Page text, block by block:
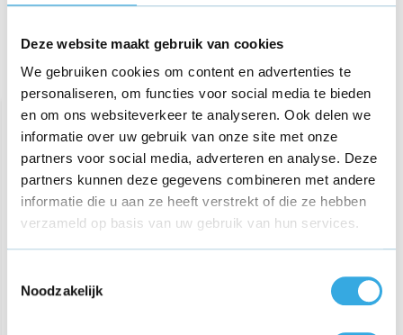
Deze website maakt gebruik van cookies
We gebruiken cookies om content en advertenties te
personaliseren, om functies voor social media te bieden
en om ons websiteverkeer te analyseren. Ook delen we
informatie over uw gebruik van onze site met onze
partners voor social media, adverteren en analyse. Deze
partners kunnen deze gegevens combineren met andere
informatie die u aan ze heeft verstrekt of die ze hebben
verzameld op basis van uw gebruik van hun services.
Noodzakelijk
Recent bekeken
labelmanager